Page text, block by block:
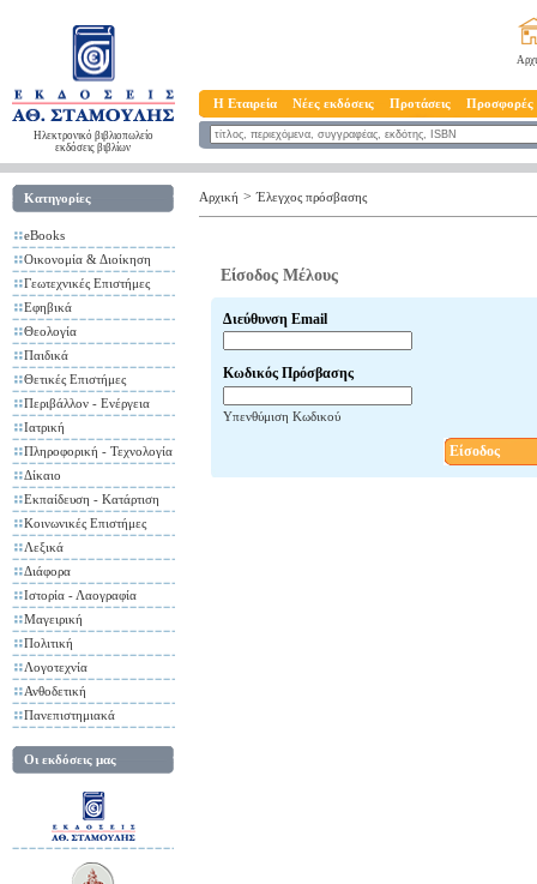
Ηλεκτρονικό βιβλιοπωλείο
εκδόσεις βιβλίων
Η Εταιρεία Νέες εκδόσεις Προτάσεις Προσφορές
Κατηγορίες
eBooks
Οικονομία & Διοίκηση
Γεωτεχνικές Επιστήμες
Εφηβικά
Θεολογία
Παιδικά
Θετικές Επιστήμες
Περιβάλλον - Ενέργεια
Ιατρική
Πληροφορική - Τεχνολογία
Δίκαιο
Εκπαίδευση - Κατάρτιση
Κοινωνικές Επιστήμες
Λεξικά
Διάφορα
Ιστορία - Λαογραφία
Μαγειρική
Πολιτική
Λογοτεχνία
Ανθοδετική
Πανεπιστημιακά
Οι εκδόσεις μας
Αρχική > Έλεγχος πρόσβασης
Είσοδος Μέλους
Διεύθυνση Email
Κωδικός Πρόσβασης
Υπενθύμιση Κωδικού
Είσοδος